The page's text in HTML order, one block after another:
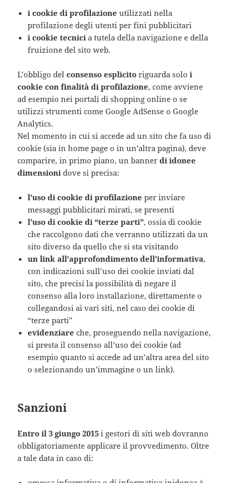
i cookie di profilazione utilizzati nella
profilazione degli utenti per fini pubblicitari
i cookie tecnici a tutela della navigazione e della
fruizione del sito web.
L’obbligo delconsenso esplicito riguarda soloi
cookie con finalità di profilazione, come avviene
ad esempio nei portali di shopping online o se
utilizzi strumenti come Google AdSense o Google
Analytics.
Nel momento in cui si accede ad un sito che fa uso di
cookie (sia in home page o in un’altra pagina), deve
comparire, in primo piano, un bannerdi idonee
dimensioni dove si precisa:
l’uso di cookie di profilazione per inviare
messaggi pubblicitari mirati, se presenti
l’uso di cookie di “terze parti”, ossia di cookie
che raccolgono dati che verranno utilizzati da un
sito diverso da quello che si sta visitando
un link all’approfondimento dell’informativa,
con indicazioni sull’uso dei cookie inviati dal
sito, che precisi la possibilità di negare il
consenso alla loro installazione, direttamente o
collegandosi ai vari siti, nel caso dei cookie di
“terze parti”
evidenziare che, proseguendo nella navigazione,
si presta il consenso all’uso dei cookie (ad
esempio quanto si accede ad un’altra area del sito
o selezionando un’immagine o un link).
Sanzioni
Entro il 3 giungo 2015 i gestori di siti web dovranno
obbligatoriamente applicare il provvedimento. Oltre
a tale data in caso di: